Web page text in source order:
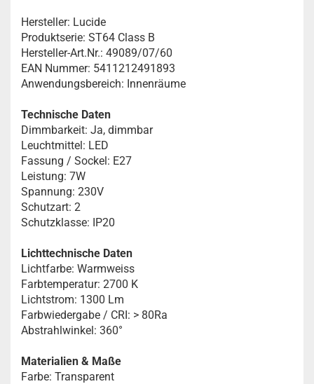
Hersteller: Lucide
Produktserie: ST64 Class B
Hersteller-Art.Nr.: 49089/07/60
EAN Nummer: 5411212491893
Anwendungsbereich: Innenräume
Technische Daten
Dimmbarkeit: Ja, dimmbar
Leuchtmittel: LED
Fassung / Sockel: E27
Leistung: 7W
Spannung: 230V
Schutzart: 2
Schutzklasse: IP20
Lichttechnische Daten
Lichtfarbe: Warmweiss
Farbtemperatur: 2700 K
Lichtstrom: 1300 Lm
Farbwiedergabe / CRI: > 80Ra
Abstrahlwinkel: 360°
Materialien & Maße
Farbe: Transparent